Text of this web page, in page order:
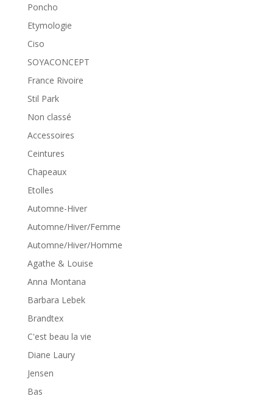
Poncho
Etymologie
Ciso
SOYACONCEPT
France Rivoire
Stil Park
Non classé
Accessoires
Ceintures
Chapeaux
Etolles
Automne-Hiver
Automne/Hiver/Femme
Automne/Hiver/Homme
Agathe & Louise
Anna Montana
Barbara Lebek
Brandtex
C'est beau la vie
Diane Laury
Jensen
Bas